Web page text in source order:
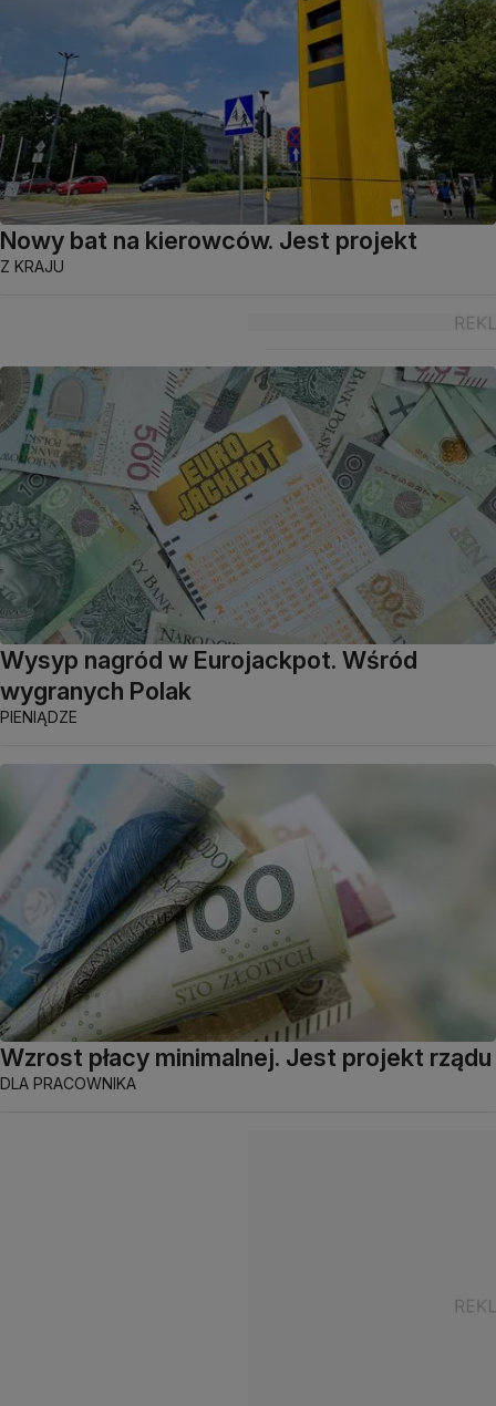
Nowy bat na kierowców. Jest projekt
Z KRAJU
Wysyp nagród w Eurojackpot. Wśród
wygranych Polak
PIENIĄDZE
Wzrost płacy minimalnej. Jest projekt rządu
DLA PRACOWNIKA